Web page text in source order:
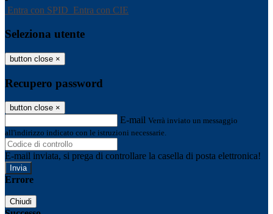
Entra con SPID Entra con CIE
Seleziona utente
button close ×
Recupero password
button close ×
E-mail Verrà inviato un messaggio
all'indirizzo indicato con le istruzioni necessarie.
E-mail inviata, si prega di controllare la casella di posta elettronica!
Errore
Chiudi